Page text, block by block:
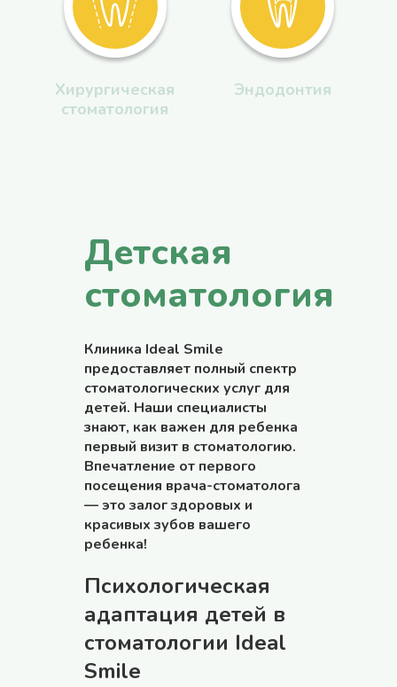
Хирургическая
стоматология
Эндодонтия
Детская
стоматология
Клиника Ideal Smile
предоставляет полный спектр
стоматологических услуг для
детей. Наши специалисты
знают, как важен для ребенка
первый визит в стоматологию.
Впечатление от первого
посещения врача-стоматолога
— это залог здоровых и
красивых зубов вашего
ребенка!
Психологическая
адаптация детей в
стоматологии Ideal
Smile